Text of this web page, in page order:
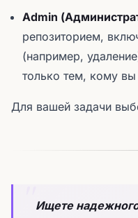
Admin
репозиторием,
(например,
только тем, кому
Для вашей задачи
Ищете